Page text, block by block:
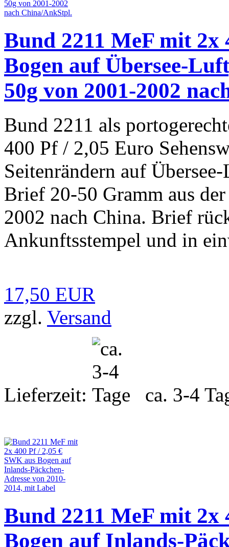
Bund 2211 MeF mit 2x
Bogen auf Übersee-
50g von 2001-2002
Bund 2211 als
400 Pf / 2,05 Euro
Seitenrändern auf
Brief 20-50 Gramm aus
2002 nach China. Brief
Ankunftsstempel und in
17,50 EUR
zzgl. Versand
Lieferzeit: ca. 3-4
Bund 2211 MeF mit 2x
Bogen auf Inlands-